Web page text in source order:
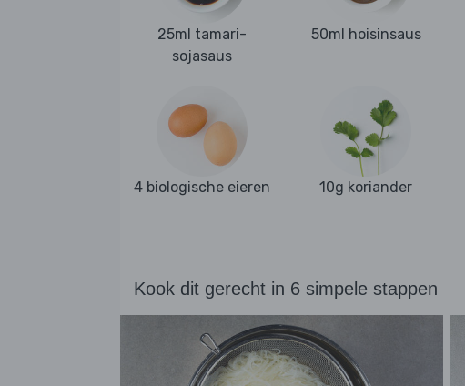
25ml tamari-
sojasaus
50ml hoisinsaus
4 biologische eieren 10g koriander
Kook dit gerecht in 6 simpele stappen